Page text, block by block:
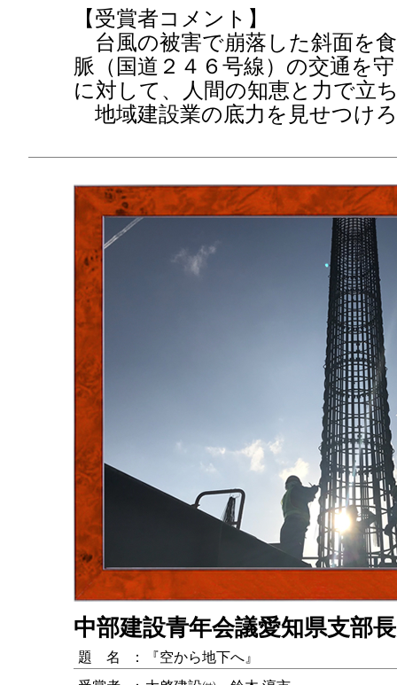
【受賞者コメント】
台風の被害で崩落した斜面を
脈（国道２４６号線）の交通を
に対して、人間の知恵と力で立
地域建設業の底力を見せつけ
中部建設青年会議愛知県支部
題 名 ：
『空から地下へ』